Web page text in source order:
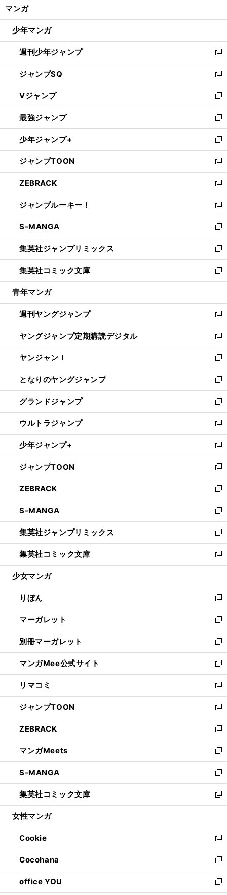
ウ
開
く
マンガ
少年マンガ
週刊少年ジャンプ
新
し
い
ウ
ィ
ン
ド
ウ
で
開
く
ジャンプSQ
新
し
い
ウ
ィ
ン
ド
ウ
で
開
く
Vジャンプ
新
し
い
ウ
ィ
ン
ド
ウ
で
開
く
最強ジャンプ
新
し
い
ウ
ィ
ン
ド
ウ
で
開
く
少年ジャンプ+
新
し
い
ウ
ィ
ン
ド
ウ
で
開
く
ジャンプTOON
新
し
い
ウ
ィ
ン
ド
ウ
で
開
く
ZEBRACK
新
し
い
ウ
ィ
ン
ド
ウ
で
開
ジャンプルーキー！
新
し
い
ウ
ィ
ン
ド
ウ
開
く
S-MANGA
新
し
い
ウ
ィ
ン
ウ
で
開
く
集英社ジャンプリミックス
新
し
い
ウ
ン
ド
ウ
で
開
く
集英社コミック文庫
新
し
ウ
ィ
ン
ド
ウ
で
開
く
青年マンガ
週刊ヤングジャンプ
新
し
い
ウ
ィ
ン
ド
ウ
で
開
く
ヤングジャンプ定期購読デジタル
新
し
い
ウ
ィ
ン
ド
ウ
で
開
く
ヤンジャン！
新
し
い
ウ
ィ
ン
ド
ウ
で
開
く
となりのヤングジャンプ
新
し
い
ウ
ィ
ン
ド
ウ
で
開
く
グランドジャンプ
新
し
い
ウ
ィ
ン
ド
ウ
で
開
く
ウルトラジャンプ
新
し
い
ウ
ィ
ン
ド
ウ
で
開
く
少年ジャンプ+
新
し
い
ウ
ィ
ン
ド
ウ
で
開
く
ジャンプTOON
新
し
い
ウ
ィ
ン
ド
ウ
で
開
ZEBRACK
新
し
い
ウ
ィ
ン
ド
ウ
開
く
S-MANGA
新
し
い
ウ
ィ
ン
ウ
で
開
く
集英社ジャンプリミックス
新
し
い
ウ
ン
ド
ウ
で
開
く
集英社コミック文庫
新
し
ウ
ィ
ン
ド
ウ
で
開
く
少女マンガ
りぼん
新
し
い
ウ
ィ
ン
ド
ウ
で
開
く
マーガレット
新
し
い
ウ
ィ
ン
ド
ウ
で
開
く
別冊マーガレット
新
し
い
ウ
ィ
ン
ド
ウ
で
開
く
マンガMee公式サイト
新
し
い
ウ
ィ
ン
ド
ウ
で
開
く
リマコミ
新
し
い
ウ
ィ
ン
ド
ウ
で
開
く
ジャンプTOON
新
し
い
ウ
ィ
ン
ド
ウ
で
開
ZEBRACK
新
し
い
ウ
ィ
ン
ド
ウ
開
く
マンガMeets
新
し
い
ウ
ィ
ン
ウ
で
開
く
S-MANGA
新
し
い
ウ
ン
ド
ウ
で
開
く
集英社コミック文庫
新
し
ウ
ィ
ン
ド
ウ
で
開
女性マンガ
Cookie
新
し
い
ウ
ィ
Cocohana
新
し
い
office YOU
新